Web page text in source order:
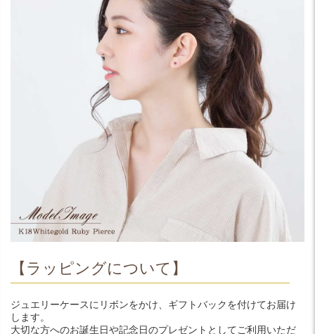
【ラッピングについて】
ジュエリーケースにリボンをかけ、ギフトバックを付けてお届け
します。
大切な方へのお誕生日や記念日のプレゼントとしてご利用いただ